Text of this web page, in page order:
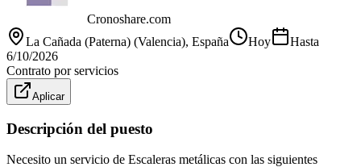
Cronoshare.com
La Cañada (Paterna) (Valencia), España Hoy
Hasta
6/10/2026
Contrato por servicios
Aplicar
Descripción del puesto
Necesito un servicio de Escaleras metálicas con las siguientes